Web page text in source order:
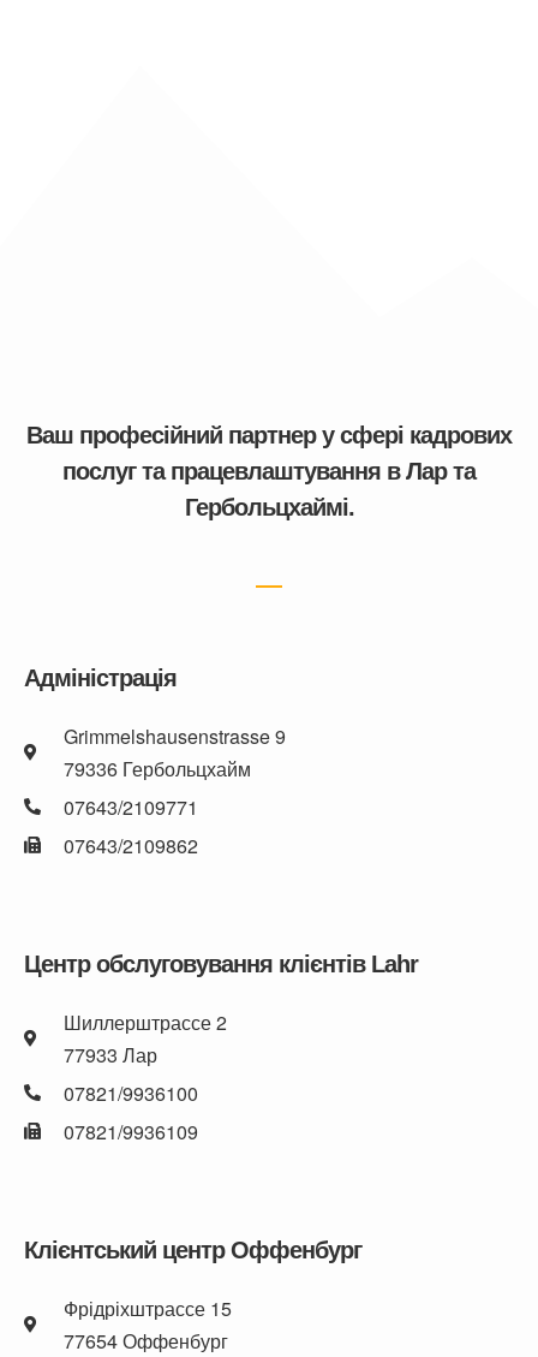
Ваш професійний партнер у сфері кадрових
послуг та працевлаштування в Лар та
Гербольцхаймі.
Адміністрація
Grimmelshausenstrasse 9
79336 Гербольцхайм
07643/2109771
07643/2109862
Центр обслуговування клієнтів Lahr
Шиллерштрассе 2
77933 Лар
07821/9936100
07821/9936109
Клієнтський центр Оффенбург
Фрідріхштрассе 15
77654 Оффенбург